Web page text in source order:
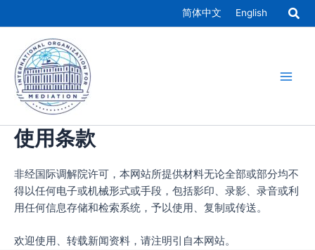
至
简体中文 English
使用条款
非经国际调解院许可，本网站所提供材料无论全部或部分均不
得以任何电子或机械形式或手段，包括影印、录影、录音或利
用任何信息存储和检索系统，予以使用、复制或传送。
欢迎使用、转载新闻资料，请注明引自本网站。